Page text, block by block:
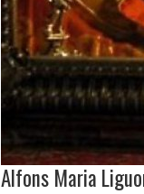
Alfons Maria